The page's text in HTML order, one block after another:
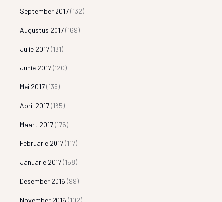
September 2017(132)
Augustus 2017(169)
Julie 2017(181)
Junie 2017(120)
Mei 2017(135)
April 2017(165)
Maart 2017(176)
Februarie 2017(117)
Januarie 2017(158)
Desember 2016 (99)
November 2016 (102)